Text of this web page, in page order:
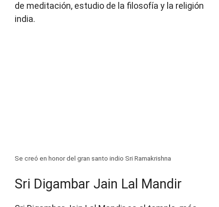
de meditación, estudio de la filosofía y la religión
india.
Se creó en honor del gran santo indio Sri Ramakrishna
Sri Digambar Jain Lal Mandir